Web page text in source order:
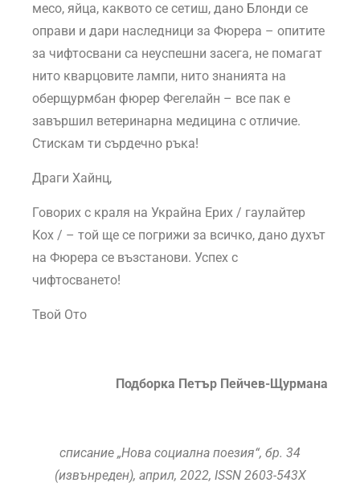
месо, яйца, каквото се сетиш, дано Блонди се
оправи и дари наследници за Фюрера – опитите
за чифтосвани са неуспешни засега, не помагат
нито кварцовите лампи, нито знанията на
оберщурмбан фюрер Фегелайн – все пак е
завършил ветеринарна медицина с отличие.
Стискам ти сърдечно ръка!
Драги Хайнц,
Говорих с краля на Украйна Ерих / гаулайтер
Кох / – той ще се погрижи за всичко, дано духът
на Фюрера се възстанови. Успех с
чифтосването!
Твой Ото
Подборка Петър Пейчев-Щурмана
списание „Нова социална поезия“, бр. 34
(извънреден), април, 2022, ISSN 2603-543X